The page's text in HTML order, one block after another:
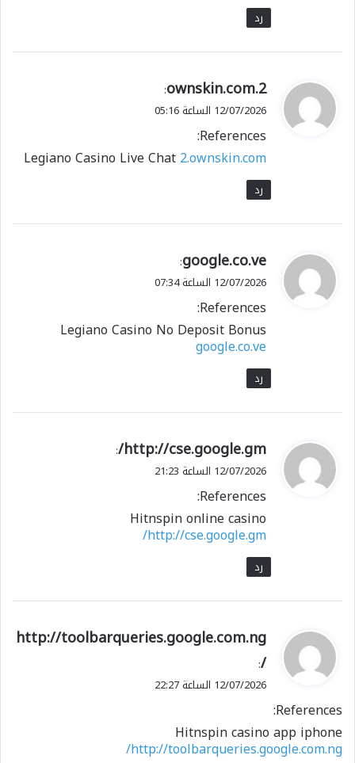
رد
ي
ق
ل
2.ownskin.com
:
12/07/2026 الساعة 05:16
References:
Legiano Casino Live Chat2.ownskin.com
رد
ي
ق
ل
google.co.ve
:
12/07/2026 الساعة 07:34
References:
Legiano Casino No Deposit Bonus
google.co.ve
رد
ي
ق
ل
http://cse.google.gm/
:
12/07/2026 الساعة 21:23
References:
Hitnspin online casino
http://cse.google.gm/
رد
ي
ق
و
ل
http://toolbarqueries.google.com.ng
/
:
12/07/2026 الساعة 22:27
References:
Hitnspin casino app iphone
http://toolbarqueries.google.com.ng/